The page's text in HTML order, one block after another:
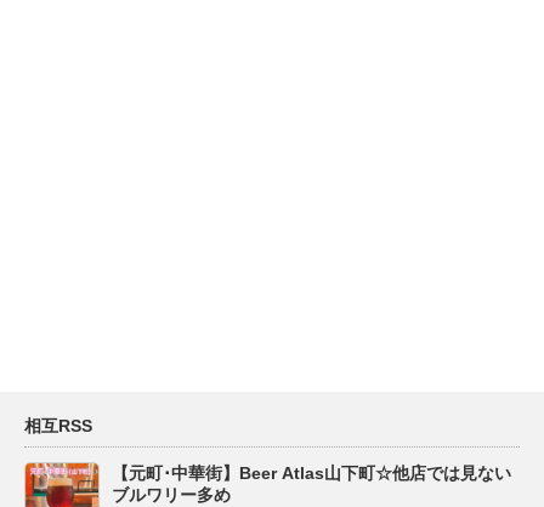
相互RSS
【元町･中華街】Beer Atlas山下町☆他店では見ない
ブルワリー多め